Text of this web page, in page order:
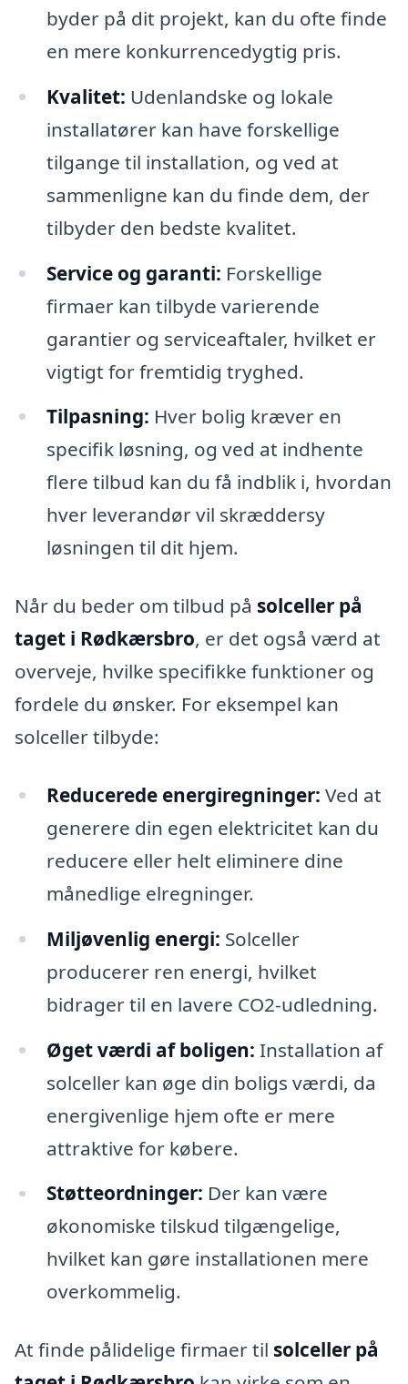
byder på dit projekt, kan du ofte finde
en mere konkurrencedygtig pris.
Kvalitet: Udenlandske og lokale
installatører kan have forskellige
tilgange til installation, og ved at
sammenligne kan du finde dem, der
tilbyder den bedste kvalitet.
Service og garanti: Forskellige
firmaer kan tilbyde varierende
garantier og serviceaftaler, hvilket er
vigtigt for fremtidig tryghed.
Tilpasning: Hver bolig kræver en
specifik løsning, og ved at indhente
flere tilbud kan du få indblik i, hvordan
hver leverandør vil skræddersy
løsningen til dit hjem.
Når du beder om tilbud på solceller på
taget i Rødkærsbro, er det også værd at
overveje, hvilke specifikke funktioner og
fordele du ønsker. For eksempel kan
solceller tilbyde:
Reducerede energiregninger: Ved at
generere din egen elektricitet kan du
reducere eller helt eliminere dine
månedlige elregninger.
Miljøvenlig energi: Solceller
producerer ren energi, hvilket
bidrager til en lavere CO2-udledning.
Øget værdi af boligen: Installation af
solceller kan øge din boligs værdi, da
energivenlige hjem ofte er mere
attraktive for købere.
Støtteordninger: Der kan være
økonomiske tilskud tilgængelige,
hvilket kan gøre installationen mere
overkommelig.
At finde pålidelige firmaer til solceller på